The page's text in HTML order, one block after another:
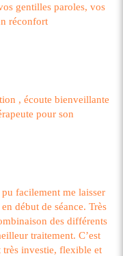
gentilles paroles, vos
réconfort
, écoute bienveillante
pour son
pu facilement me laisser
début de séance. Très
des différents
traitement. C’est
très investie, flexible et